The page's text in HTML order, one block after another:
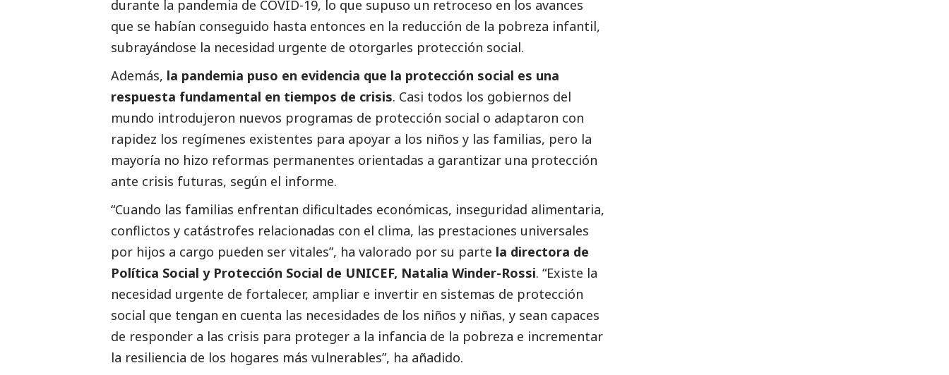
durante la pandemia de COVID-19, lo que supuso un retroceso en los avances
que se habían conseguido hasta entonces en la reducción de la pobreza infantil,
subrayándose la necesidad urgente de otorgarles protección social.
Además, la pandemia puso en evidencia que la protección social es una
respuesta fundamental en tiempos de crisis. Casi todos los gobiernos del
mundo introdujeron nuevos programas de protección social o adaptaron con
rapidez los regímenes existentes para apoyar a los niños y las familias, pero la
mayoría no hizo reformas permanentes orientadas a garantizar una protección
ante crisis futuras, según el informe.
“Cuando las familias enfrentan dificultades económicas, inseguridad alimentaria,
conflictos y catástrofes relacionadas con el clima, las prestaciones universales
por hijos a cargo pueden ser vitales”, ha valorado por su parte la directora de
Política Social y Protección Social de UNICEF, Natalia Winder-Rossi. “Existe la
necesidad urgente de fortalecer, ampliar e invertir en sistemas de protección
social que tengan en cuenta las necesidades de los niños y niñas, y sean capaces
de responder a las crisis para proteger a la infancia de la pobreza e incrementar
la resiliencia de los hogares más vulnerables”, ha añadido.